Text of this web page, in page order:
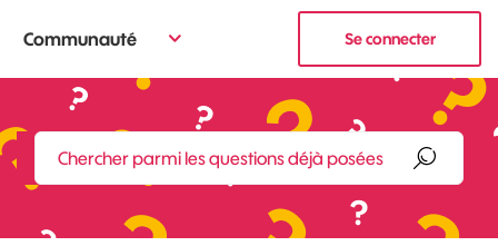
Communauté Se connecter